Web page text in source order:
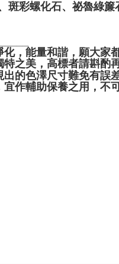
斑彩螺化石、祕魯綠
，能量和諧，願大家
特之美，高標者請斟酌
的色澤尺寸難免有誤
作輔助保養之用，不